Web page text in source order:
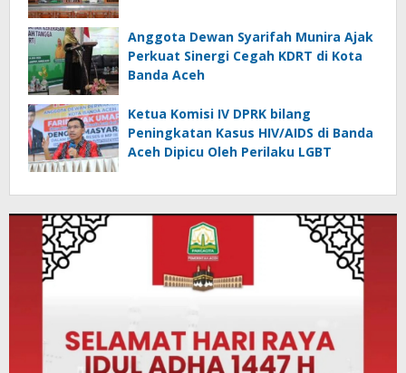
Anggota Dewan Syarifah Munira Ajak
Perkuat Sinergi Cegah KDRT di Kota
Banda Aceh
Ketua Komisi IV DPRK bilang
Peningkatan Kasus HIV/AIDS di Banda
Aceh Dipicu Oleh Perilaku LGBT